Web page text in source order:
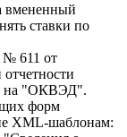
вмененный
ставки по
№ 611 от
на "ОКВЭД".
форм
XML-шаблонам: